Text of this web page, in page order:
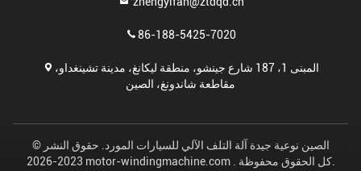
86-188-5425-7020
المبنى 1، 187 شارع جينشو، منطقة ليكانغ، مدينة تشينغداو،
مقاطعة شاندونغ، الصين
الصين نوعية جيدة آلة التلف الآلي للسيارات المورد. حقوق النشر ©
2023-2026 motor-windingmachine.com . كل الحقوق محفوظة.